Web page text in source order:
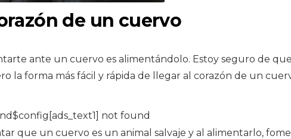
de un cuervo
ante un cuervo es alimentándolo. Estoy seguro de
la forma más fácil y rápida de llegar al corazón de un
not found
que un cuervo es un animal salvaje y al alimentarlo,